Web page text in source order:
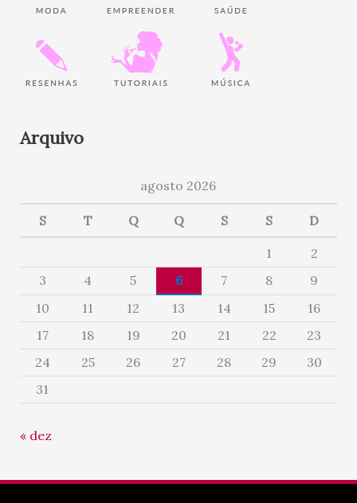
Arquivo
agosto 2026
S T Q Q S S D
1
2
3
4 5 6 7 8
9
10
11 12 13 14 15
16
17
18 19 20 21 22
23
24
25 26 27 28 29
30
31
« dez